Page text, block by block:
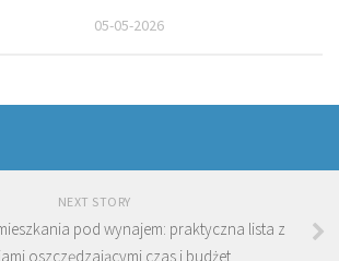
05-05-2026
NEXT STORY
pod wynajem: praktyczna lista z
oszczędzającymi czas i budżet